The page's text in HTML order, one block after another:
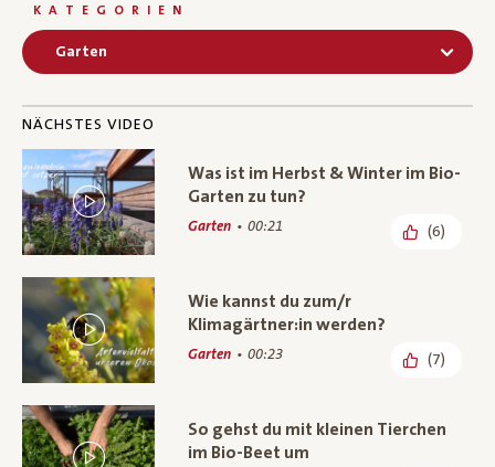
KATEGORIEN
Garten
NÄCHSTES VIDEO
Was ist im Herbst & Winter im Bio-
Garten zu tun?
Garten 00:21 (6)
Wie kannst du zum/r
Klimagärtner:in werden?
Garten 00:23 (7)
So gehst du mit kleinen Tierchen
im Bio-Beet um